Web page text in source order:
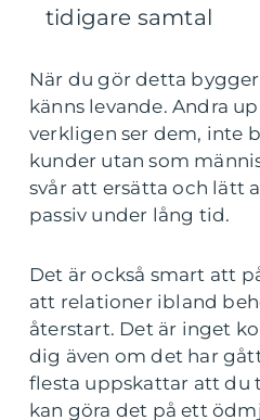
tidigare samtal
När du gör detta
känns levande. Andra
verkligen ser dem, inte
kunder utan som
svår att ersätta och lätt
passiv under lång tid.
Det är också smart att
att relationer ibland
återstart. Det är inget
dig även om det har
flesta uppskattar att du
kan göra det på ett